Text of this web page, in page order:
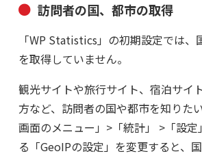
訪問者の国、都市の取得
「WP Statistics」の初期設定では、
を取得していません。
観光サイトや旅行サイト、宿泊サイ
方など、訪問者の国や都市を知りた
画面のメニュー」>「統計」 >「設定
る「GeoIPの設定」を変更すると、